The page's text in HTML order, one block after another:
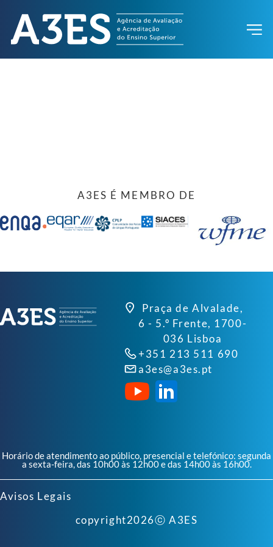
A3ES É MEMBRO DE
Praça de Alvalade,
6 - 5.º Frente, 1700-
036 Lisboa
+351 213 511 690
a3es@a3es.pt
Horário de atendimento ao público, presencial e telefónico: segunda
a sexta-feira, das 10h00 às 12h00 e das 14h00 às 16h00.
Avisos Legais
copyright2026ⓒ A3ES